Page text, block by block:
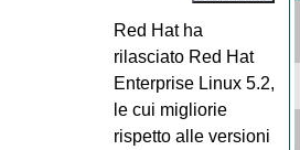
Red Hat ha
rilasciato Red Hat
Enterprise Linux 5.2,
le cui migliorie
rispetto alle versioni